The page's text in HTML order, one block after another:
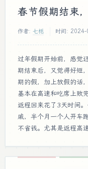
春节假期结束
作者: 七栀 时间: 2024-
过年假期开始前，感觉
期结束后，又觉得好短
期的假，加上放假的话
基本在高速和吃席上败
返程回来花了3天时间
戚，半个月一个人开车
不省钱。尤其是返程高